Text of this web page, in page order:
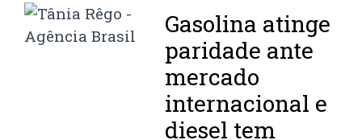
Gasolina atinge
paridade ante
mercado
internacional e
diesel tem